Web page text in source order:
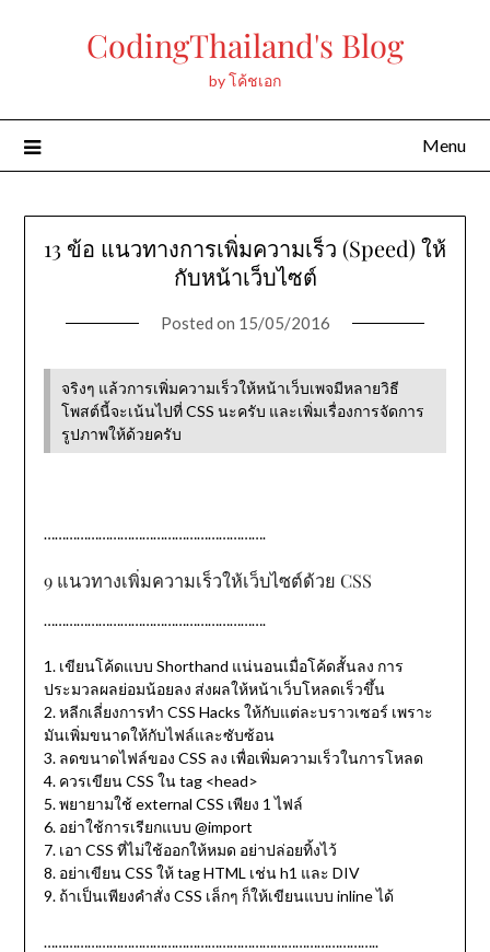
CodingThailand's Blog
by โค้ชเอก
Menu
13 ข้อ แนวทางการเพิ่มความเร็ว (Speed) ให้
กับหน้าเว็บไซต์
Posted on 15/05/2016
จริงๆ แล้วการเพิ่มความเร็วให้หน้าเว็บเพจมีหลายวิธี
โพสต์นี้จะเน้นไปที่ CSS นะครับ และเพิ่มเรื่องการจัดการ
รูปภาพให้ด้วยครับ
…………………………………………………….
9 แนวทางเพิ่มความเร็วให้เว็บไซต์ด้วย CSS
…………………………………………………….
1. เขียนโค้ดแบบ Shorthand แน่นอนเมื่อโค้ดสั้นลง การ
ประมวลผลย่อมน้อยลง ส่งผลให้หน้าเว็บโหลดเร็วขึ้น
2. หลีกเลี่ยงการทำ CSS Hacks ให้กับแต่ละบราวเซอร์ เพราะ
มันเพิ่มขนาดให้กับไฟล์และซับซ้อน
3. ลดขนาดไฟล์ของ CSS ลง เพื่อเพิ่มความเร็วในการโหลด
4. ควรเขียน CSS ใน tag <head>
5. พยายามใช้ external CSS เพียง 1 ไฟล์
6. อย่าใช้การเรียกแบบ @import
7. เอา CSS ที่ไม่ใช้ออกให้หมด อย่าปล่อยทิ้งไว้
8. อย่าเขียน CSS ให้ tag HTML เช่น h1 และ DIV
9. ถ้าเป็นเพียงคำสั่ง CSS เล็กๆ ก็ให้เขียนแบบ inline ได้
………………………………………………………………………………..